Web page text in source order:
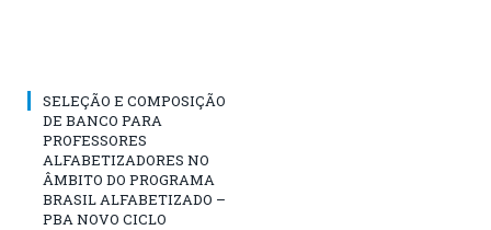
SELEÇÃO E COMPOSIÇÃO
DE BANCO PARA
PROFESSORES
ALFABETIZADORES NO
ÂMBITO DO PROGRAMA
BRASIL ALFABETIZADO –
PBA NOVO CICLO